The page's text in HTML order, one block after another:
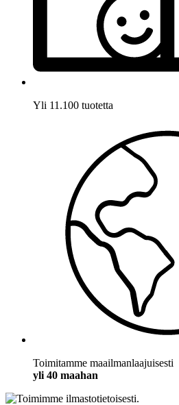
Yli 11.100 tuotetta
Toimitamme maailmanlaajuisesti
yli 40 maahan